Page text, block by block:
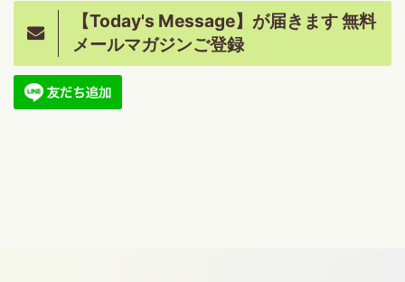
【Today's Message】が届きます 無料
メールマガジンご登録